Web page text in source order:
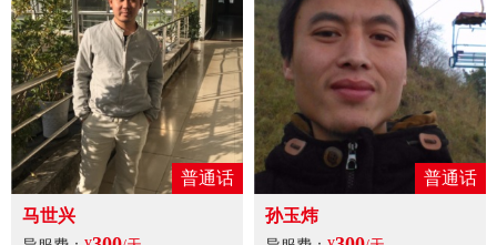
普通话
马世兴
普通话
孙玉炜